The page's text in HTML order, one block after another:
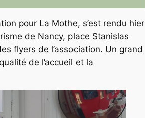
pour La Mothe, s’est rendu hier
de Nancy, place Stanislas
flyers de l’association. Un grand
de l’accueil et la